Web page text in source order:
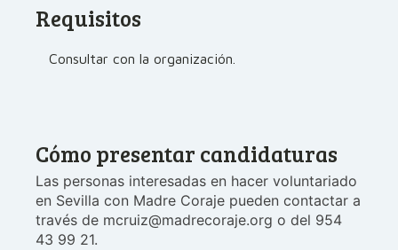
Requisitos
Consultar con la organización.
Cómo presentar candidaturas
Las personas interesadas en hacer voluntariado
en Sevilla con Madre Coraje pueden contactar a
través de mcruiz@madrecoraje.org o del 954
43 99 21.